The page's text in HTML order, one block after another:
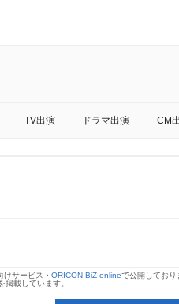
TV出演 ドラマ出演 CM
けサービス・ ORICON BiZ onlineで公開しており
載しています。